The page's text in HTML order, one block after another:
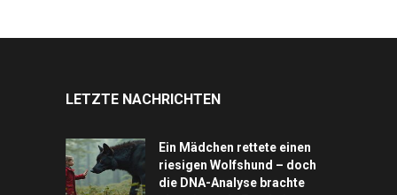
LETZTE NACHRICHTEN
Ein Mädchen rettete einen
riesigen Wolfshund – doch
die DNA-Analyse brachte